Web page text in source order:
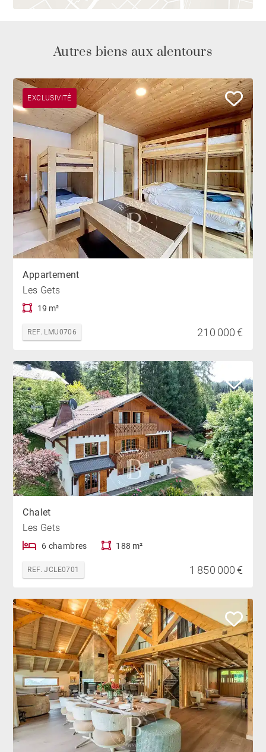
Autres biens aux alentours
EXCLUSIVITÉ
Appartement
Les Gets
19 m²
REF. LMU0706 210 000 €
Chalet
Les Gets
6 chambres 188 m²
REF. JCLE0701 1 850 000 €